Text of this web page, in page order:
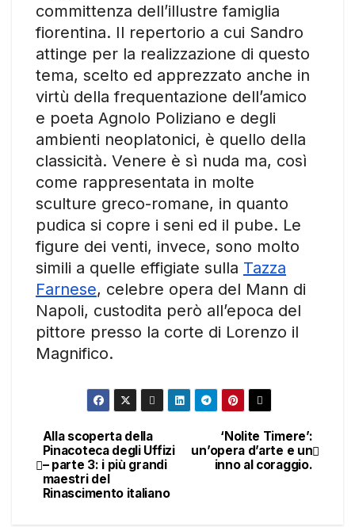
committenza dell’illustre famiglia
fiorentina. Il repertorio a cui Sandro
attinge per la realizzazione di questo
tema, scelto ed apprezzato anche in
virtù della frequentazione dell’amico
e poeta Agnolo Poliziano e degli
ambienti neoplatonici, è quello della
classicità. Venere è sì nuda ma, così
come rappresentata in molte
sculture greco-romane, in quanto
pudica si copre i seni ed il pube. Le
figure dei venti, invece, sono molto
simili a quelle effigiate sulla Tazza
Farnese, celebre opera del Mann di
Napoli, custodita però all’epoca del
pittore presso la corte di Lorenzo il
Magnifico.
Navigazione
articoli
‘Nolite Timere’:
un’opera d’arte e un
inno al coraggio.
Alla scoperta della
Pinacoteca degli Uffizi
– parte 3: i più grandi
maestri del
Rinascimento italiano